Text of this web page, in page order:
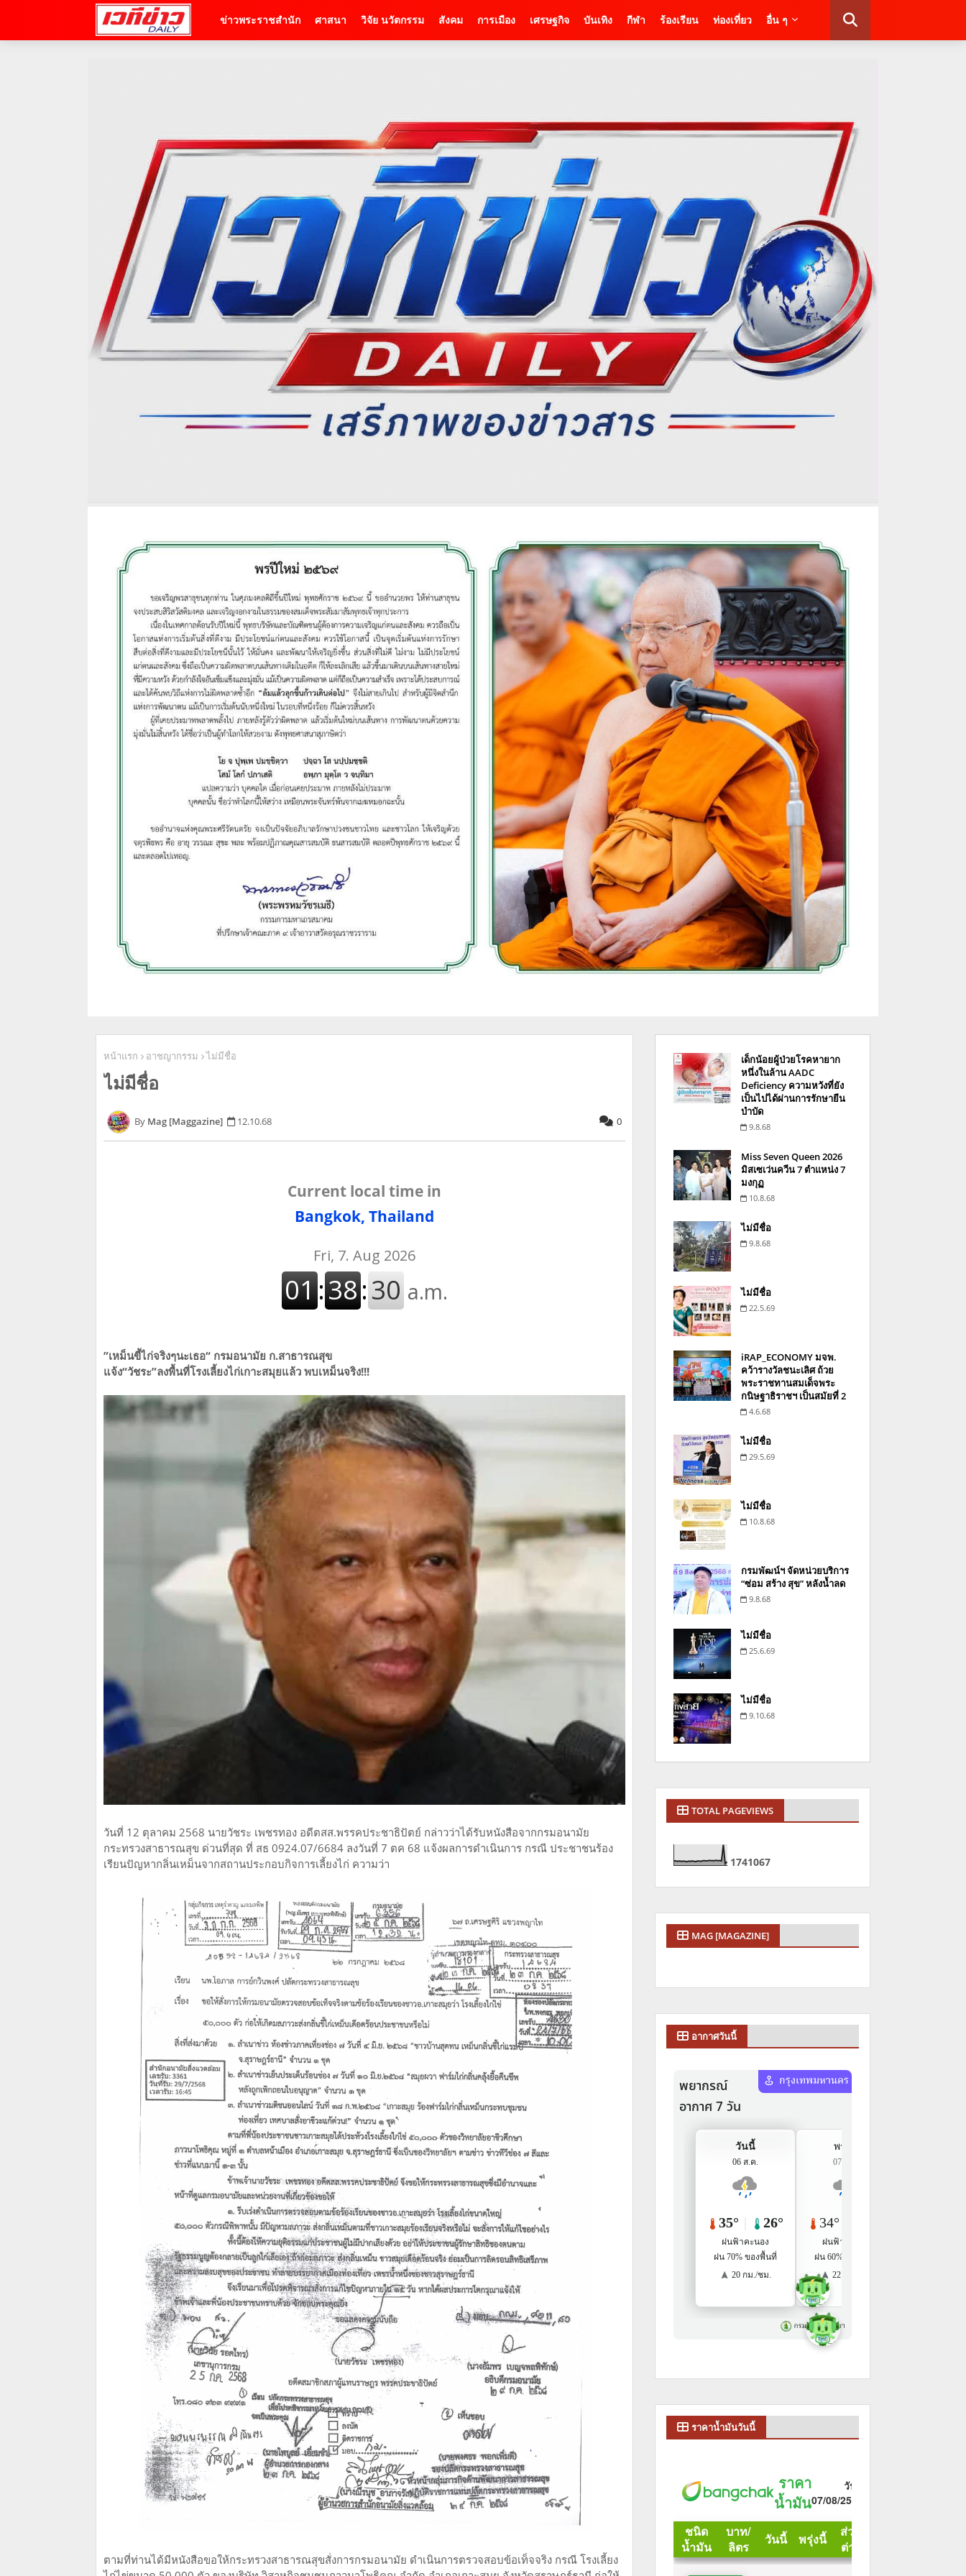
ข่าวพระราชสำนัก ศาสนา วิจัย นวัตกรรม สังคม การเมือง เศรษฐกิจ บันเทิง กีฬา ร้องเรียน ท่องเที่ยว อื่น ๆ
หน้าแรก อาชญากรรม ไม่มีชื่อ
ไม่มีชื่อ
Mag [Maggazine] 12.10.68 0
Current local time in
Bangkok, Thailand
”เหม็นขี้ไก่จริงๆนะเธอ“ กรมอนามัย ก.สาธารณสุข
แจ้ง“วัชระ”ลงพื้นที่โรงเลี้ยงไก่เกาะสมุยแล้ว พบเหม็นจริง!!!
วันที่ 12 ตุลาคม 2568 นายวัชระ เพชรทอง อดีตสส.พรรคประชาธิปัตย์ กล่าวว่าได้รับหนังสือจากกรมอนามัย
กระทรวงสาธารณสุข ด่วนที่สุด ที่ สธ 0924.07/6684 ลงวันที่ 7 ตค 68 แจ้งผลการดำเนินการ กรณี ประชาชนร้อง
เรียนปัญหากลิ่นเหม็นจากสถานประกอบกิจการเลี้ยงไก่ ความว่า
ตามที่ท่านได้มีหนังสือขอให้กระทรวงสาธารณสุขสั่งการกรมอนามัย ดำเนินการตรวจสอบข้อเท็จจริง กรณี โรงเลี้ยง
เด็กน้อยผู้ป่วยโรคหายาก
หนึ่งในล้าน AADC
Deficiency ความหวังที่ยัง
เป็นไปได้ผ่านการรักษายีน
บำบัด
9.8.68
Miss Seven Queen 2026
มิสเซเว่นควีน 7 ตำแหน่ง 7
มงกุฏ
10.8.68
ไม่มีชื่อ
9.8.68
ไม่มีชื่อ
22.5.69
iRAP_ECONOMY มจพ.
คว้ารางวัลชนะเลิศ ถ้วย
พระราชทานสมเด็จพระ
กนิษฐาธิราชฯ เป็นสมัยที่ 2
4.6.68
ไม่มีชื่อ
29.5.69
ไม่มีชื่อ
10.8.68
กรมพัฒน์ฯ จัดหน่วยบริการ
“ซ่อม สร้าง สุข” หลังน้ำลด
9.8.68
ไม่มีชื่อ
25.6.69
ไม่มีชื่อ
9.10.68
TOTAL PAGEVIEWS
1741067
MAG [MAGAZINE]
อากาศวันนี้
ราคาน้ำมันวันนี้